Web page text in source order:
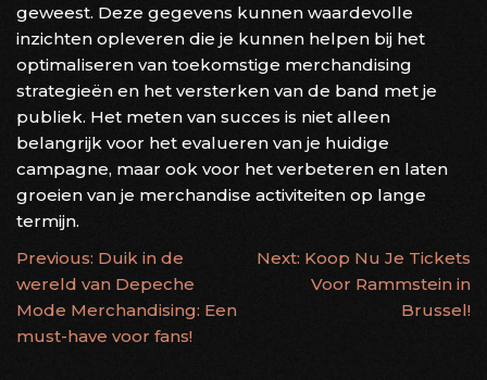
geweest. Deze gegevens kunnen waardevolle
inzichten opleveren die je kunnen helpen bij het
optimaliseren van toekomstige merchandising
strategieën en het versterken van de band met je
publiek. Het meten van succes is niet alleen
belangrijk voor het evalueren van je huidige
campagne, maar ook voor het verbeteren en laten
groeien van je merchandise activiteiten op lange
termijn.
BERICHTNAVIGATIE
Previous: Duik in de
wereld van Depeche
Mode Merchandising: Een
must-have voor fans!
Next: Koop Nu Je Tickets
Voor Rammstein in
Brussel!